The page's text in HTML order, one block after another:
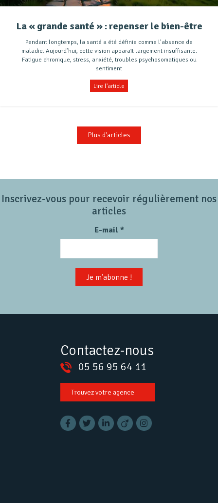
La « grande santé » : repenser le bien-être
Pendant longtemps, la santé a été définie comme l’absence de
maladie. Aujourd’hui, cette vision apparaît largement insuffisante.
Fatigue chronique, stress, anxiété, troubles psychosomatiques ou
sentiment
Lire l'article
Plus d'articles
Inscrivez-vous pour recevoir régulièrement nos
articles
E-mail *
Contactez-nous
05 56 95 64 11
Trouvez votre agence